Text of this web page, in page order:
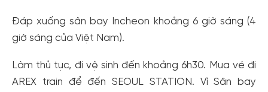
Đáp xuống sân bay Incheon khoảng 6 giờ sáng (4
giờ sáng của Việt Nam).
Làm thủ tục, đi vệ sinh đến khoảng 6h30. Mua vé đi
AREX train để đến SEOUL STATION. Vì Sân bay